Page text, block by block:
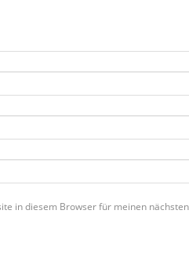
in diesem Browser für meinen